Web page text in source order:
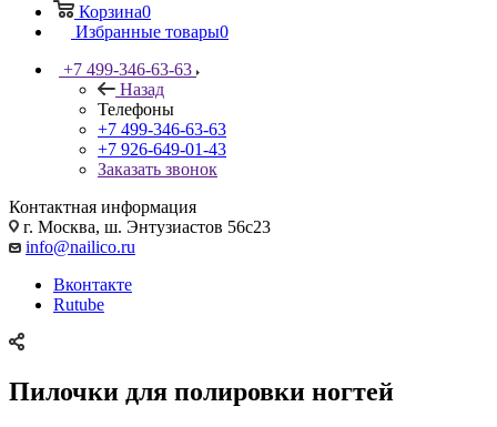
Корзина0
Избранные товары0
+7 499-346-63-63
Назад
Телефоны
+7 499-346-63-63
+7 926-649-01-43
Заказать звонок
Контактная информация
г. Москва, ш. Энтузиастов 56с23
info@nailico.ru
Вконтакте
Rutube
Пилочки для полировки ногтей